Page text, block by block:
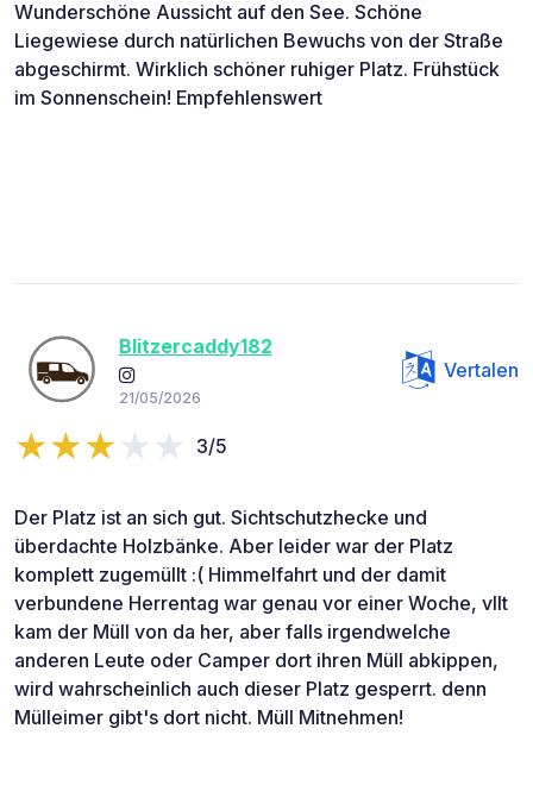
Wunderschöne Aussicht auf den See. Schöne
Liegewiese durch natürlichen Bewuchs von der Straße
abgeschirmt. Wirklich schöner ruhiger Platz. Frühstück
im Sonnenschein! Empfehlenswert
Blitzercaddy182
21/05/2026
Vertalen
3/5
Der Platz ist an sich gut. Sichtschutzhecke und
überdachte Holzbänke. Aber leider war der Platz
komplett zugemüllt :( Himmelfahrt und der damit
verbundene Herrentag war genau vor einer Woche, vllt
kam der Müll von da her, aber falls irgendwelche
anderen Leute oder Camper dort ihren Müll abkippen,
wird wahrscheinlich auch dieser Platz gesperrt. denn
Mülleimer gibt's dort nicht. Müll Mitnehmen!